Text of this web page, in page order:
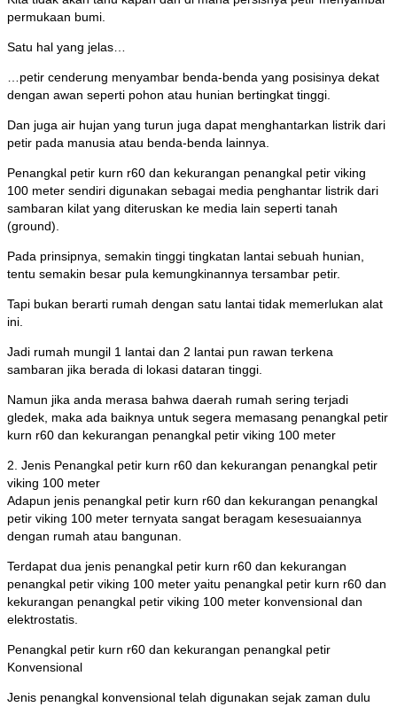
permukaan bumi.
Satu hal yang jelas…
…petir cenderung menyambar benda-benda yang posisinya dekat
dengan awan seperti pohon atau hunian bertingkat tinggi.
Dan juga air hujan yang turun juga dapat menghantarkan listrik dari
petir pada manusia atau benda-benda lainnya.
Penangkal petir kurn r60 dan kekurangan penangkal petir viking
100 meter sendiri digunakan sebagai media penghantar listrik dari
sambaran kilat yang diteruskan ke media lain seperti tanah
(ground).
Pada prinsipnya, semakin tinggi tingkatan lantai sebuah hunian,
tentu semakin besar pula kemungkinannya tersambar petir.
Tapi bukan berarti rumah dengan satu lantai tidak memerlukan alat
ini.
Jadi rumah mungil 1 lantai dan 2 lantai pun rawan terkena
sambaran jika berada di lokasi dataran tinggi.
Namun jika anda merasa bahwa daerah rumah sering terjadi
gledek, maka ada baiknya untuk segera memasang penangkal petir
kurn r60 dan kekurangan penangkal petir viking 100 meter
2. Jenis Penangkal petir kurn r60 dan kekurangan penangkal petir
viking 100 meter
Adapun jenis penangkal petir kurn r60 dan kekurangan penangkal
petir viking 100 meter ternyata sangat beragam kesesuaiannya
dengan rumah atau bangunan.
Terdapat dua jenis penangkal petir kurn r60 dan kekurangan
penangkal petir viking 100 meter yaitu penangkal petir kurn r60 dan
kekurangan penangkal petir viking 100 meter konvensional dan
elektrostatis.
Penangkal petir kurn r60 dan kekurangan penangkal petir
Konvensional
Jenis penangkal konvensional telah digunakan sejak zaman dulu